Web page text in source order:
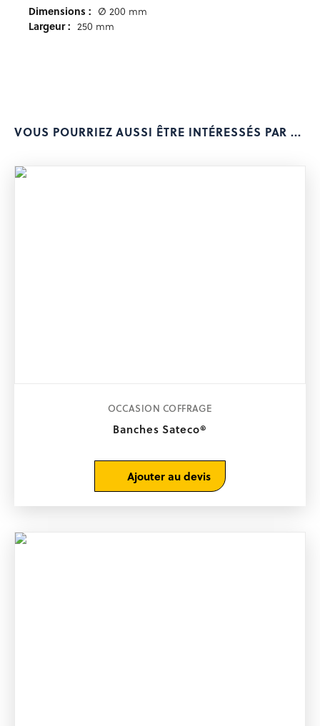
Dimensions : Ø 200 mm
Largeur : 250 mm
VOUS POURRIEZ AUSSI ÊTRE INTÉRESSÉS PAR ...
Banches Sateco®
OCCASION COFFRAGE
Ajouter au devis